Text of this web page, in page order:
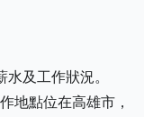
及工作狀況。
地點位在高雄市，